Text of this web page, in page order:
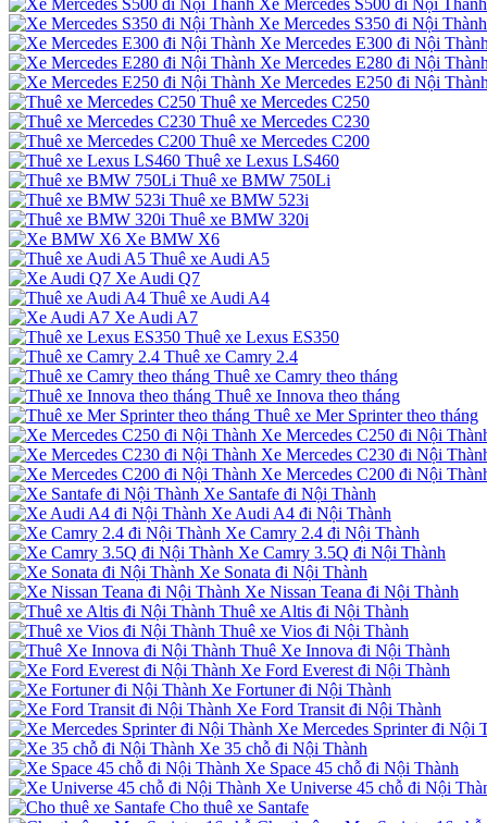
Xe Mercedes S500 đi Nội Thành
Xe Mercedes S350 đi Nội Thành
Xe Mercedes E300 đi Nội
Xe Mercedes E280 đi Nội
Xe Mercedes E250 đi Nội
Thuê xe Mercedes C250
Thuê xe Mercedes C230
Thuê xe Mercedes C200
Thuê xe Lexus LS460
Thuê xe BMW 750Li
Thuê xe BMW 523i
Thuê xe BMW 320i
Xe BMW X6
Thuê xe Audi A5
Xe Audi Q7
Thuê xe Audi A4
Xe Audi A7
Thuê xe Lexus ES350
Thuê xe Camry 2.4
Thuê xe Camry theo tháng
Thuê xe Innova theo tháng
Thuê xe Mer Sprinter theo tháng
Xe Mercedes C250 đi Nội
Xe Mercedes C230 đi Nội
Xe Mercedes C200 đi Nội
Xe Santafe đi Nội Thành
Xe Audi A4 đi Nội Thành
Xe Camry 2.4 đi Nội Thành
Xe Camry 3.5Q đi Nội Thành
Xe Sonata đi Nội Thành
Xe Nissan Teana đi Nội Thành
Thuê xe Altis đi Nội Thành
Thuê xe Vios đi Nội Thành
Thuê Xe Innova đi Nội Thành
Xe Ford Everest đi Nội Thành
Xe Fortuner đi Nội Thành
Xe Ford Transit đi Nội Thành
Xe Mercedes Sprinter đi Nội
Xe 35 chỗ đi Nội Thành
Xe Space 45 chỗ đi Nội Thành
Xe Universe 45 chỗ đi Nội
Cho thuê xe Santafe